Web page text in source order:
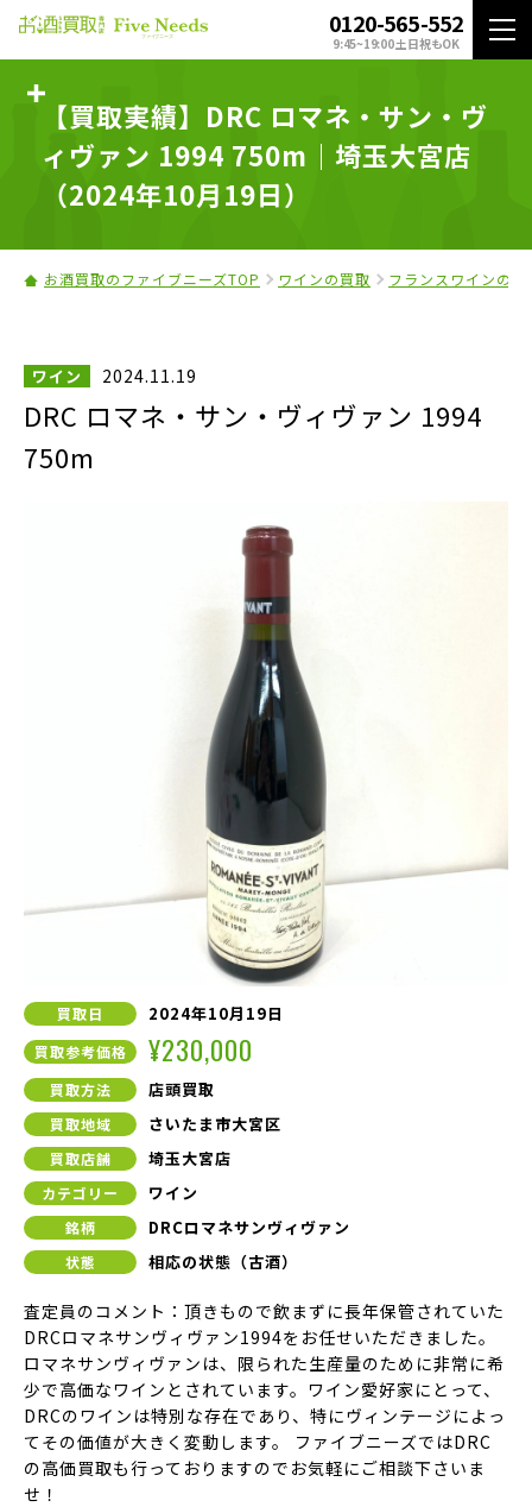
0120-565-552
9:45~19:00 土日祝もOK
【買取実績】DRC ロマネ・サン・ヴ
ィヴァン 1994 750m｜埼玉大宮店
（2024年10月19日）
お酒買取のファイブニーズTOP ワインの買取 フランスワインの買
ワイン 2024.11.19
DRC ロマネ・サン・ヴィヴァン 1994
750m
買取日 2024年10月19日
買取参考価格 ¥230,000
買取方法 店頭買取
買取地域 さいたま市大宮区
買取店舗 埼玉大宮店
カテゴリー ワイン
銘柄 DRCロマネサンヴィヴァン
状態 相応の状態（古酒）
査定員のコメント：頂きもので飲まずに長年保管されていた
DRCロマネサンヴィヴァン1994をお任せいただきました。
ロマネサンヴィヴァンは、限られた生産量のために非常に希
少で高価なワインとされています。ワイン愛好家にとって、
DRCのワインは特別な存在であり、特にヴィンテージによっ
てその価値が大きく変動します。 ファイブニーズではDRC
の高価買取も行っておりますのでお気軽にご相談下さいま
せ！